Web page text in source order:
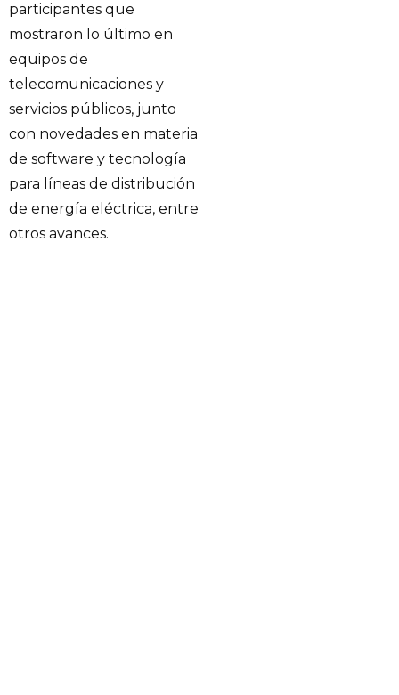
participantes que
mostraron lo último en
equipos de
telecomunicaciones y
servicios públicos, junto
con novedades en materia
de software y tecnología
para líneas de distribución
de energía eléctrica, entre
otros avances.